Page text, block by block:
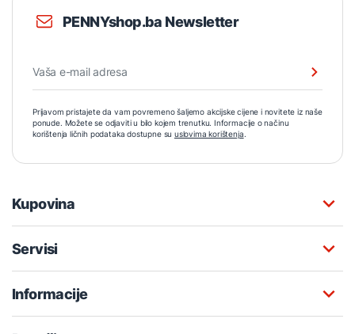
PENNYshop.ba Newsletter
Prijavom pristajete da vam povremeno šaljemo akcijske cijene i novitete iz naše
ponude. Možete se odjaviti u bilo kojem trenutku. Informacije o načinu
korištenja ličnih podataka dostupne su uslovima korištenja.
Kupovina
Servisi
Informacije